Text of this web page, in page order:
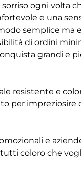
ogni volta
e una
semplice ma
di ordini
grandi e
resistente e
per
e
coloro che